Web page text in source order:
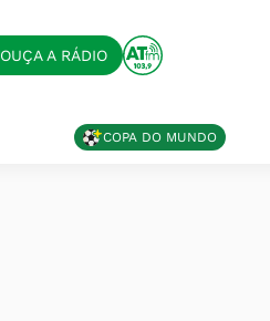
OUÇA A RÁDIO
COPA DO MUNDO